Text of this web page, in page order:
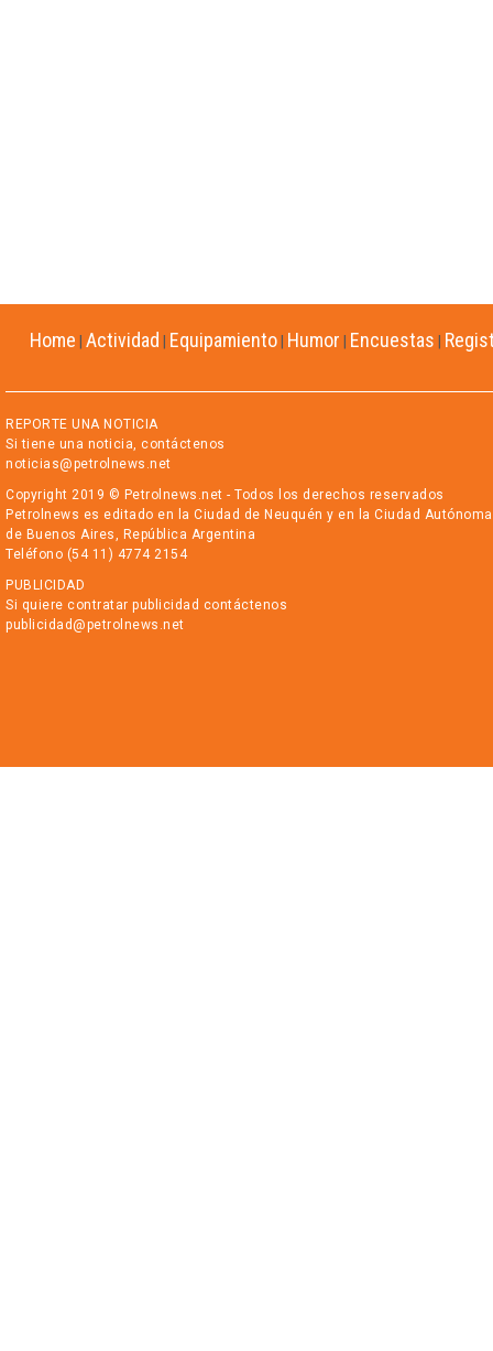
Home Actividad Equipamiento Humor Encuestas
REPORTE UNA NOTICIA
Si tiene una noticia, contáctenos
noticias@petrolnews.net
Copyright 2019 © Petrolnews.net - Todos los derechos reservados
Petrolnews es editado en la Ciudad de Neuquén y en la Ciudad Autónoma
de Buenos Aires, República Argentina
Teléfono (54 11) 4774 2154
PUBLICIDAD
Si quiere contratar publicidad contáctenos
publicidad@petrolnews.net